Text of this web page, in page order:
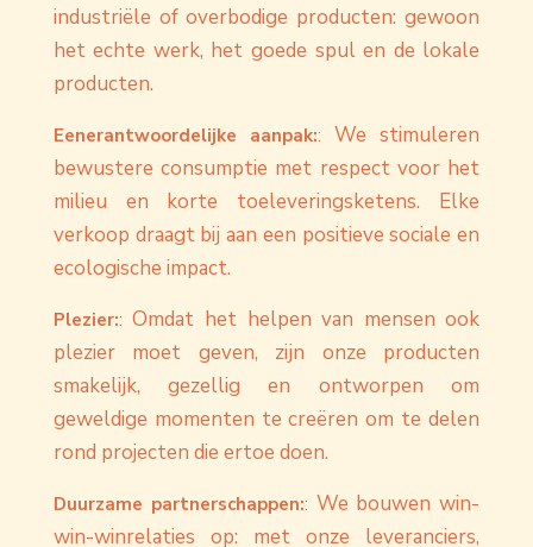
industriële of overbodige producten: gewoon
het echte werk, het goede spul en de lokale
producten.
Eenerantwoordelijke aanpak::We stimuleren
bewustere consumptie met respect voor het
milieu en korte toeleveringsketens. Elke
verkoop draagt bij aan een positieve sociale en
ecologische impact.
Plezier::Omdat het helpen van mensen ook
plezier moet geven, zijn onze producten
smakelijk, gezellig en ontworpen om
geweldige momenten te creëren om te delen
rond projecten die ertoe doen.
Duurzame partnerschappen:: We bouwen win-
win-winrelaties op: met onze leveranciers,